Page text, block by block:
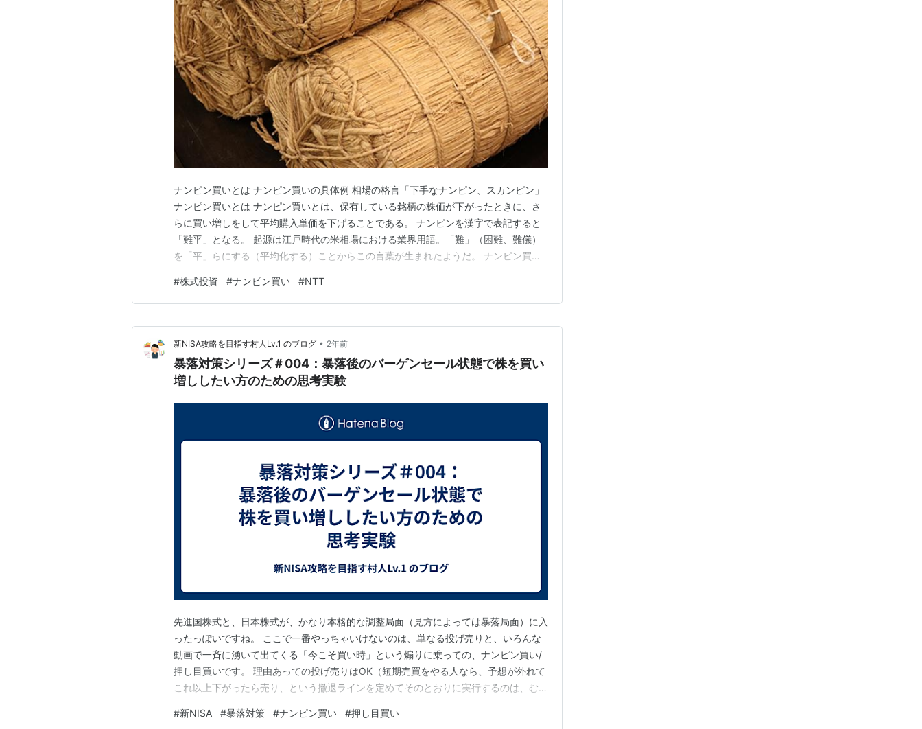
ナンピン買いとは ナンピン買いの具体例 相場の格言「下手なナンピン、スカンピン」
ナンピン買いとは ナンピン買いとは、保有している銘柄の株価が下がったときに、さ
らに買い増しをして平均購入単価を下げることである。 ナンピンを漢字で表記すると
「難平」となる。 起源は江戸時代の米相場における業界用語。「難」（困難、難儀）
を「平」らにする（平均化する）ことからこの言葉が生まれたようだ。 ナンピン買い
だ。 【買付履歴と平均取得価格の推移】 買付日 買付価格 平均取得価格 保有株数
2024/3/1 18,150 181.5 1…
#株式投資 #ナンピン買い #NTT
新NISA攻略を目指す村人Lv.1 のブログ • 2年前
暴落対策シリーズ＃004：暴落後のバーゲンセール状態で株を買い
増ししたい方のための思考実験
先進国株式と、日本株式が、かなり本格的な調整局面（見方によっては暴落局面）に入
ったっぽいですね。 ここで一番やっちゃいけないのは、単なる投げ売りと、いろんな
動画で一斉に湧いて出てくる「今こそ買い時」という煽りに乗っての、ナンピン買い/
押し目買いです。 理由あっての投げ売りはOK（短期売買をやる人なら、予想が外れて
これ以上下がったら売り、という撤退ラインを定めてそのとおりに実行するのは、むし
から不安になって売る、は、長期的にはプラスになることを見越して長期・積み立て・
#新NISA #暴落対策 #ナンピン買い #押し目買い